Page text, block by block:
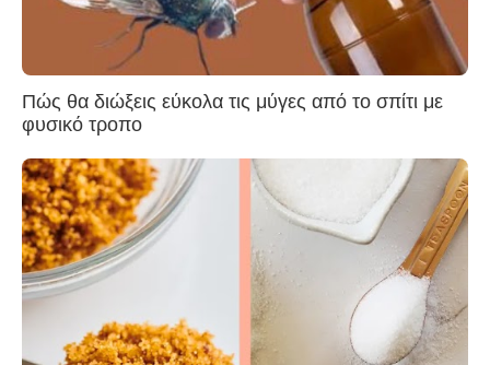
Πώς θα διώξεις εύκολα τις μύγες από το σπίτι με
φυσικό τροπο